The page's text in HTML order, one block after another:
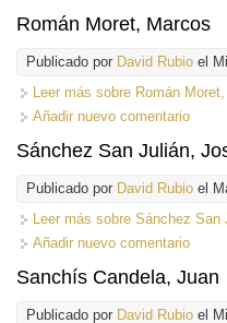
Román Moret, Marcos
Publicado por David Rubio el
Leer más sobre Román
Añadir nuevo comentario
Sánchez San Julián,
Publicado por David Rubio el
Leer más sobre Sánchez San
Añadir nuevo comentario
Sanchís Candela, Juan
Publicado por David Rubio el